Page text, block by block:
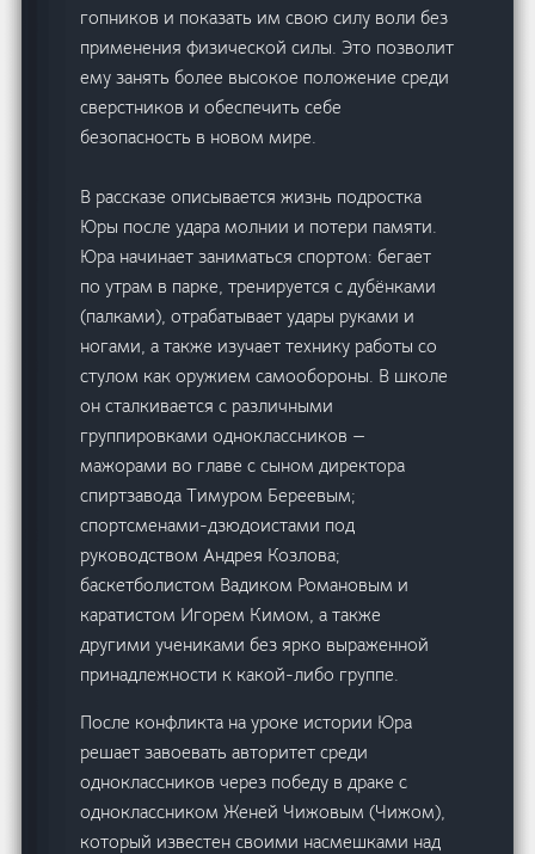
гопников и показать им свою силу воли без
применения физической силы. Это позволит
ему занять более высокое положение среди
сверстников и обеспечить себе
безопасность в новом мире.
В рассказе описывается жизнь подростка
Юры после удара молнии и потери памяти.
Юра начинает заниматься спортом: бегает
по утрам в парке, тренируется с дубёнками
(палками), отрабатывает удары руками и
ногами, а также изучает технику работы со
стулом как оружием самообороны. В школе
он сталкивается с различными
группировками одноклассников —
мажорами во главе с сыном директора
спиртзавода Тимуром Береевым;
спортсменами-дзюдоистами под
руководством Андрея Козлова;
баскетболистом Вадиком Романовым и
каратистом Игорем Кимом, а также
другими учениками без ярко выраженной
принадлежности к какой-либо группе.
После конфликта на уроке истории Юра
решает завоевать авторитет среди
одноклассников через победу в драке с
одноклассником Женей Чижовым (Чижом),
который известен своими насмешками над